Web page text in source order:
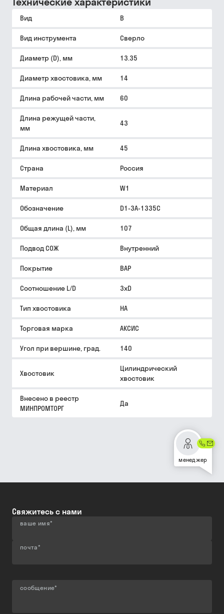
Вид B
Вид инструмента Сверло
Диаметр (D), мм 13.35
Диаметр хвостовика, мм 14
Длина рабочей части, мм 60
Длина режущей части,
мм
43
Длина хвостовика, мм 45
Страна Россия
Материал W1
Обозначение D1-3A-1335C
Общая длина (L), мм 107
Подвод СОЖ Внутренний
Покрытие BAP
Соотношение L/D 3xD
Тип хвостовика HA
Торговая марка АКСИС
Угол при вершине, град. 140
Хвостовик
Цилиндрический
хвостовик
Внесено в реестр
МИНПРОМТОРГ
Да
менеджер
Свяжитесь с нами
ваше имя*
почта*
сообщение*